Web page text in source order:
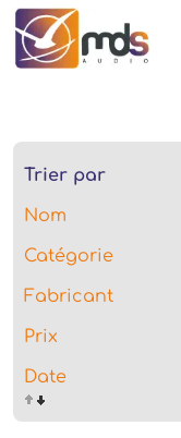
Trier par
Nom
Catégorie
Fabricant
Prix
Date